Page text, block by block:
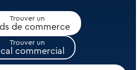
Trouver un
de commerce
Trouver un
commercial